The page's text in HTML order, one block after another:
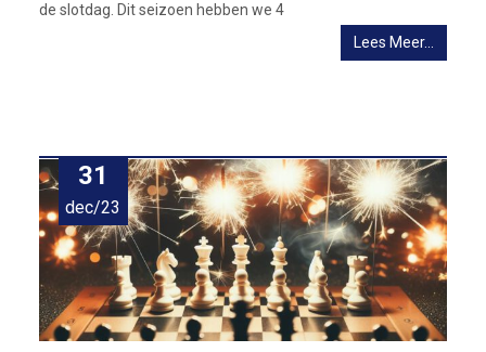
de slotdag. Dit seizoen hebben we 4
Lees Meer…
31
dec/23